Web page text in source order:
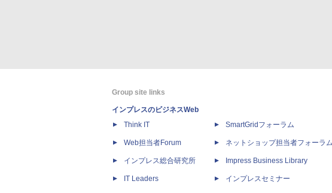
Group site links
インプレスのビジネスWeb
Think IT
Web担当者Forum
インプレス総合研究所
IT Leaders
SmartGridフォーラム
ネットショップ担当者フォーラム
Impress Business Library
インプレスセミナー